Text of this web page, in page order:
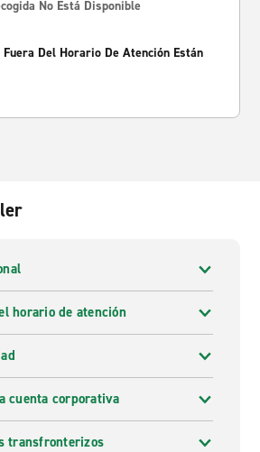
No Está Disponible
Del Horario De Atención Están
horario de atención
cuenta corporativa
transfronterizos